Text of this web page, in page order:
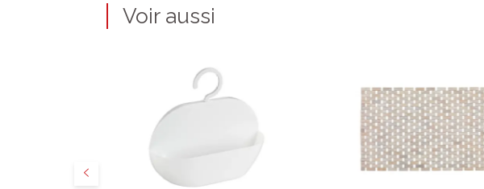
Voir aussi
Précédent